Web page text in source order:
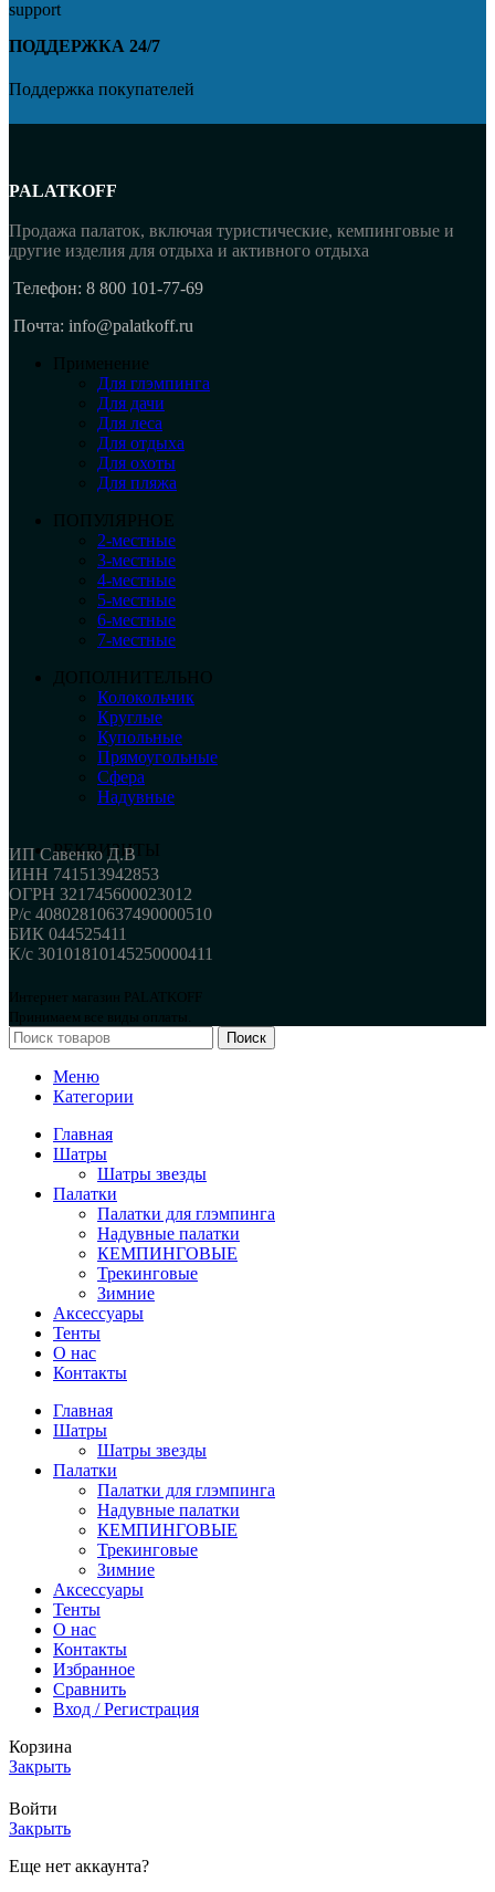
ПОДДЕРЖКА 24/7
Поддержка покупателей
PALATKOFF
Продажа палаток, включая туристические, кемпинговые и
другие изделия для отдыха и активного отдыха
Телефон: 8 800 101-77-69
Почта: info@palatkoff.ru
Применение
Для глэмпинга
Для дачи
Для леса
Для отдыха
Для охоты
Для пляжа
ПОПУЛЯРНОЕ
2-местные
3-местные
4-местные
5-местные
6-местные
7-местные
ДОПОЛНИТЕЛЬНО
Колокольчик
Круглые
Купольные
Прямоугольные
Сфера
Надувные
РЕКВИЗИТЫ
ИП Савенко Д.В
ИНН 741513942853
ОГРН 321745600023012
Р/с 40802810637490000510
БИК 044525411
К/с 30101810145250000411
Интернет магазин PALATKOFF
Принимаем все виды оплаты.
Поиск
Меню
Категории
Главная
Шатры
Шатры звезды
Палатки
Палатки для глэмпинга
Надувные палатки
КЕМПИНГОВЫЕ
Трекинговые
Зимние
Аксессуары
Тенты
О нас
Контакты
Главная
Шатры
Шатры звезды
Палатки
Палатки для глэмпинга
Надувные палатки
КЕМПИНГОВЫЕ
Трекинговые
Зимние
Аксессуары
Тенты
О нас
Контакты
Избранное
Сравнить
Вход / Регистрация
Корзина
Закрыть
Войти
Закрыть
Еще нет аккаунта?